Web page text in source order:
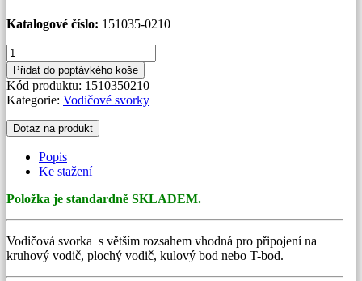
Katalogové číslo: 151035-0210
Vodičová
svorka
VN
množství
Přidat do poptávkého koše
Kód produktu: 1510350210
Kategorie: Vodičové svorky
Dotaz na produkt
Popis
Ke stažení
Položka je standardně SKLADEM.
Vodičová svorka s větším rozsahem vhodná pro připojení na
kruhový vodič, plochý vodič, kulový bod nebo T-bod.